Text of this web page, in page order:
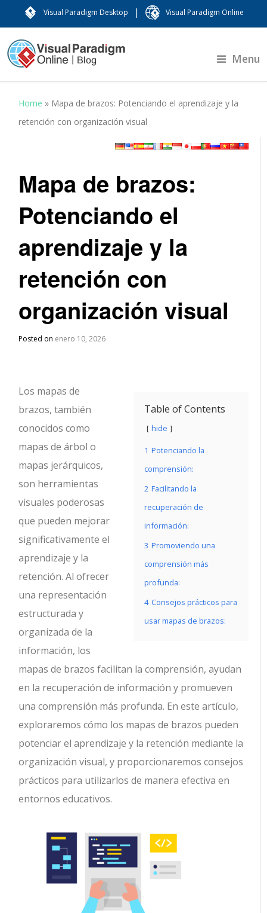
Visual Paradigm Desktop | Visual Paradigm Online
Menu
Home » Mapa de brazos: Potenciando el aprendizaje y la
retención con organización visual
Mapa de brazos:
Potenciando el
aprendizaje y la
retención con
organización visual
Posted on enero 10, 2026
Table of Contents
hide
1 Potenciando la
comprensión:
2 Facilitando la
recuperación de
información:
3 Promoviendo una
comprensión más
profunda:
4 Consejos prácticos para
usar mapas de brazos:
Los mapas de
brazos, también
conocidos como
mapas de árbol o
mapas jerárquicos,
son herramientas
visuales poderosas
que pueden mejorar
significativamente el
aprendizaje y la
retención. Al ofrecer
una representación
estructurada y
organizada de la
información, los
mapas de brazos facilitan la comprensión, ayudan
en la recuperación de información y promueven
una comprensión más profunda. En este artículo,
exploraremos cómo los mapas de brazos pueden
potenciar el aprendizaje y la retención mediante la
organización visual, y proporcionaremos consejos
prácticos para utilizarlos de manera efectiva en
entornos educativos.